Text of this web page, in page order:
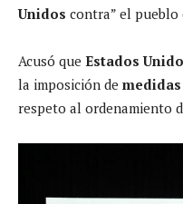
Unidos contra” el pueblo
Acusó que Estados
la imposición de
respeto al ordenamiento